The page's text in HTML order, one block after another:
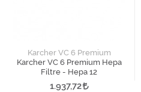
Karcher VC 6 Premium
Karcher VC 6 Premium Hepa
Filtre - Hepa 12
1.937,72